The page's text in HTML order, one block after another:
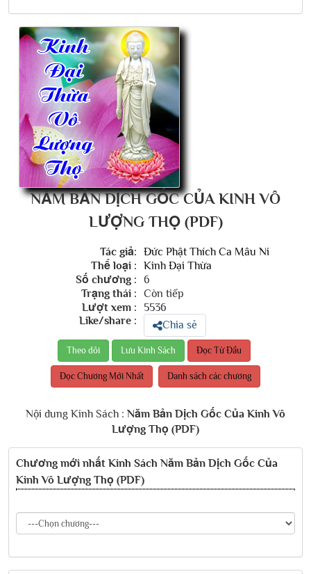
NĂM BẢN DỊCH GỐC CỦA KINH VÔ
LƯỢNG THỌ (PDF)
Tác giả:
Đức Phật Thích Ca Mâu Ni
Thể loại :
Kinh Đại Thừa
Số chương :
6
Trạng thái :
Còn tiếp
Lượt xem :
5536
Like/share :
Chia sẻ
Đọc Từ Đầu
Đọc Chương Mới Nhất Danh sách các chương
Nội dung Kinh Sách : Năm Bản Dịch Gốc Của Kinh Vô
Lượng Thọ (PDF)
Chương mới nhất Kinh Sách Năm Bản Dịch Gốc Của
Kinh Vô Lượng Thọ (PDF)